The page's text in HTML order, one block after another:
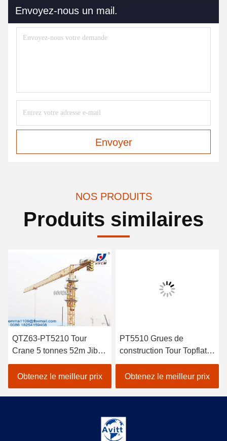
Envoyez-nous un mail.
Envoyer
NOS PRODUITS
Produits similaires
QTZ63-PT5210 Tour
Crane 5 tonnes 52m Jib
Long Construction
bâtiment grue
Obtenez le meilleur prix
PT5510 Grues de
construction Tour Topflat
Tour Crane spécifications
6tObtenez le meilleur prix